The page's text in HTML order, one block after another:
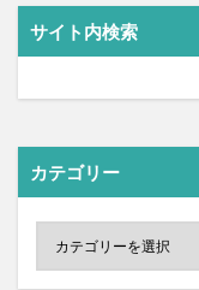
サイト内検索
カテゴリー